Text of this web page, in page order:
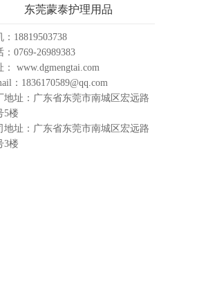
东莞蒙泰护理用品
：18819503738
：0769-26989383
： www.dgmengtai.com
：1836170589@qq.com
地址：广东省东莞市南城区宏远路
5楼
地址：广东省东莞市南城区宏远路
3楼